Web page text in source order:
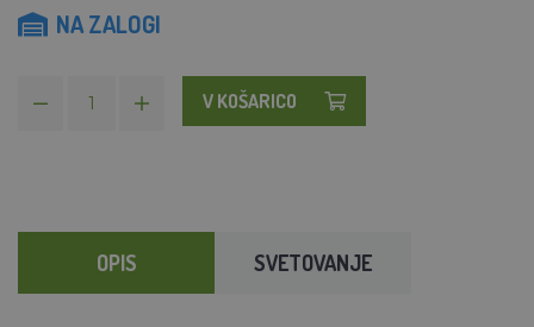
NA ZALOGI
V KOŠARICO
OPIS SVETOVANJE